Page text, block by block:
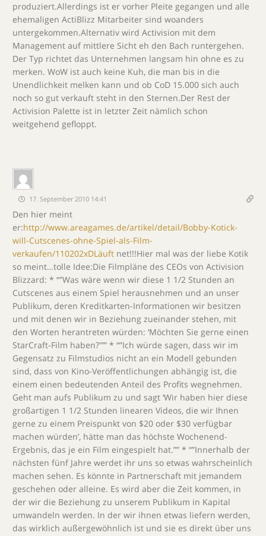
produziert.Allerdings ist er vorher Pleite gegangen und alle
ehemaligen ActiBlizz Mitarbeiter sind woanders
untergekommen.Alternativ wird Activision mit dem
Management auf mittlere Sicht eh den Bach runtergehen.
Der Typ richtet das Unternehmen langsam hin ohne es zu
merken. WoW ist auch keine Kuh, die man bis in die
Unendlichkeit melken kann und ob CoD 15.000 sich auch
noch so gut verkauft steht in den Sternen.Der Rest der
Activision Palette ist in letzter Zeit nämlich schon
weitgehend gefloppt.
17. September 2010 14:41
Den hier meint
er:http://www.areagames.de/artikel/detail/Bobby-Kotick-
will-Cutscenes-ohne-Spiel-als-Film-
verkaufen/110202xDLäuft net!!!Hier mal was der liebe Kotik
so meint…tolle Idee:Die Filmpläne des CEOs von Activision
Blizzard: * “”Was wäre wenn wir diese 1 1/2 Stunden an
Cutscenes aus einem Spiel herausnehmen und an unser
Publikum, deren Kreditkarten-Informationen wir besitzen
und mit denen wir in Beziehung zueinander stehen, mit
den Worten herantreten würden: ‘Möchten Sie gerne einen
StarCraft-Film haben?'”” * “”Ich würde sagen, dass wir im
Gegensatz zu Filmstudios nicht an ein Modell gebunden
sind, dass von Kino-Veröffentlichungen abhängig ist, die
einem einen bedeutenden Anteil des Profits wegnehmen.
Geht man aufs Publikum zu und sagt ‘Wir haben hier diese
großartigen 1 1/2 Stunden linearen Videos, die wir Ihnen
gerne zu einem Preispunkt von $20 oder $30 verfügbar
machen würden’, hätte man das höchste Wochenend-
Ergebnis, das je ein Film eingespielt hat.”” * “”Innerhalb der
nächsten fünf Jahre werdet ihr uns so etwas wahrscheinlich
machen sehen. Es könnte in Partnerschaft mit jemandem
geschehen oder alleine. Es wird aber die Zeit kommen, in
der wir die Beziehung zu unserem Publikum in Kapital
umwandeln werden. In der wir ihnen etwas liefern werden,
das wirklich außergewöhnlich ist und sie es direkt über uns